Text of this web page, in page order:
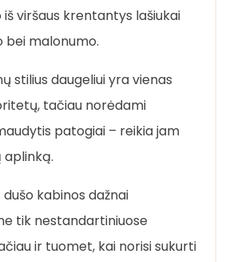
iš viršaus krentantys lašiukai
bei malonumo.
stilius daugeliui yra vienas
tačiau norėdami
patogiai – reikia jam
kabinos dažnai
tik nestandartiniuose
ir tuomet, kai norisi sukurti